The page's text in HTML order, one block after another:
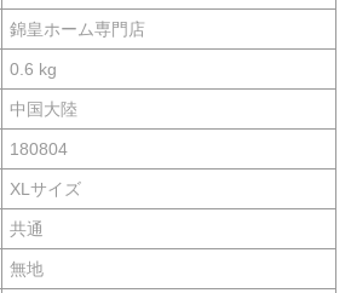
錦皇ホーム専門店
0.6 kg
中国大陸
180804
XLサイズ
共通
無地